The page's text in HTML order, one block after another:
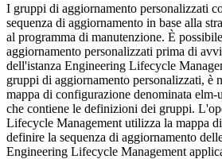
I gruppi di aggiornamento personalizzati
sequenza di aggiornamento in base alla
al programma di manutenzione. È
aggiornamento personalizzati prima di
dell'istanza Engineering Lifecycle
gruppi di aggiornamento personalizzati, è
mappa di configurazione denominata elm-
che contiene le definizioni dei gruppi.
Lifecycle Management utilizza la mappa
definire la sequenza di aggiornamento
Engineering Lifecycle Management